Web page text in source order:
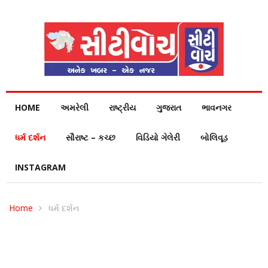
HOME અમરેલી રાષ્ટ્રીય ગુજરાત ભાવનગર
ધર્મ દર્શન સૌરાષ્ટ – કચ્છ વિડિયો ગેલેરી બોલિવૂડ
INSTAGRAM
Home ધર્મ દર્શન